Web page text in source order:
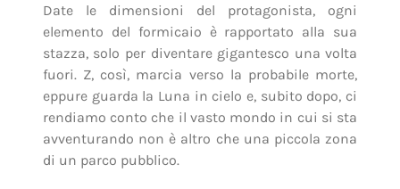
Date le dimensioni del protagonista, ogni
elemento del formicaio è rapportato alla sua
stazza, solo per diventare gigantesco una volta
fuori. Z, così, marcia verso la probabile morte,
eppure guarda la Luna in cielo e, subito dopo, ci
rendiamo conto che il vasto mondo in cui si sta
avventurando non è altro che una piccola zona
di un parco pubblico.